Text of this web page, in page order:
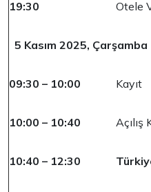
19:30 Otele
5 Kasım 2025, Çarşamba
09:30 – 10:00 Kayıt
10:00 – 10:40 Açılış
10:40 – 12:30